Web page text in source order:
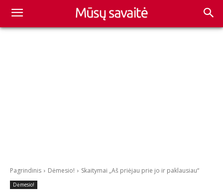
Pagrindinis Dėmesio! Skaitymai „Aš priėjau prie jo ir paklausiau“
Dėmesio!